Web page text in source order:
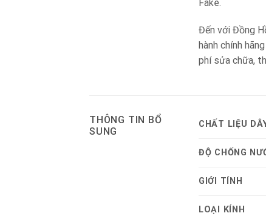
Fake.
Đến với Đồng
hành chính
phí sửa chữa,
THÔNG TIN BỔ
SUNG
CHẤT LIỆU
ĐỘ CHỐNG
GIỚI TÍNH
LOẠI KÍNH